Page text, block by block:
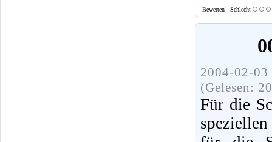
Bewerten - Schlecht
2004-02-
(Gelesen:
Für die